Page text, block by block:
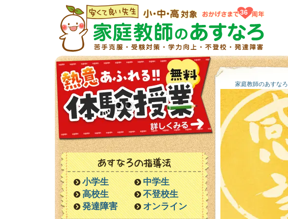
36
家庭教師のあすなろ
あすなろの指導法
小学生
中学生
高校生
不登校生
発達障害
オンライン